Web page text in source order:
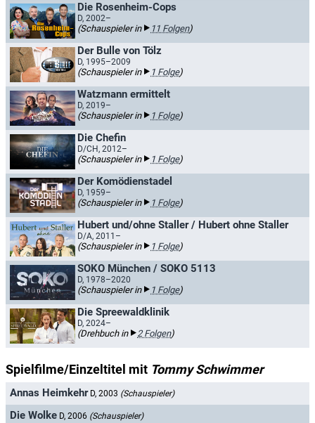
Die Rosenheim-Cops
D, 2002–
(Schauspieler in 11 Folgen)
Der Bulle von Tölz
D, 1995–2009
(Schauspieler in 1 Folge)
Watzmann ermittelt
D, 2019–
(Schauspieler in 1 Folge)
Die Chefin
D/CH, 2012–
(Schauspieler in 1 Folge)
Der Komödienstadel
D, 1959–
(Schauspieler in 1 Folge)
Hubert und/ohne Staller / Hubert ohne Staller
D/A, 2011–
(Schauspieler in 1 Folge)
SOKO München / SOKO 5113
D, 1978–2020
(Schauspieler in 1 Folge)
Die Spreewaldklinik
D, 2024–
(Drehbuch in 2 Folgen)
Spielfilme/Einzeltitel mit Tommy Schwimmer
Annas Heimkehr D, 2003 (Schauspieler)
Die Wolke D, 2006 (Schauspieler)